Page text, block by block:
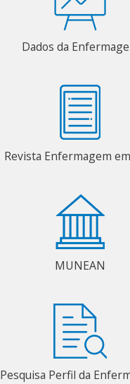
Dados da
Revista Enfermagem
MUNEAN
Pesquisa Perfil da